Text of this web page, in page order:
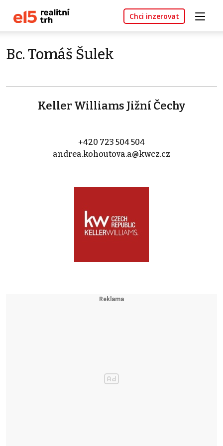
Chci inzerovat
Bc. Tomáš Šulek
Keller Williams Jižní Čechy
+420 723 504 504
andrea.kohoutova.a@kwcz.cz